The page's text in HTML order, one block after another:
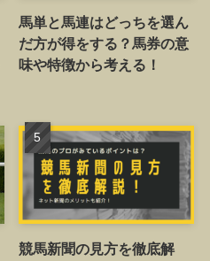
馬単と馬連はどっちを選ん
だ方が得をする？馬券の意
味や特徴から考える！
競馬新聞の見方を徹底解